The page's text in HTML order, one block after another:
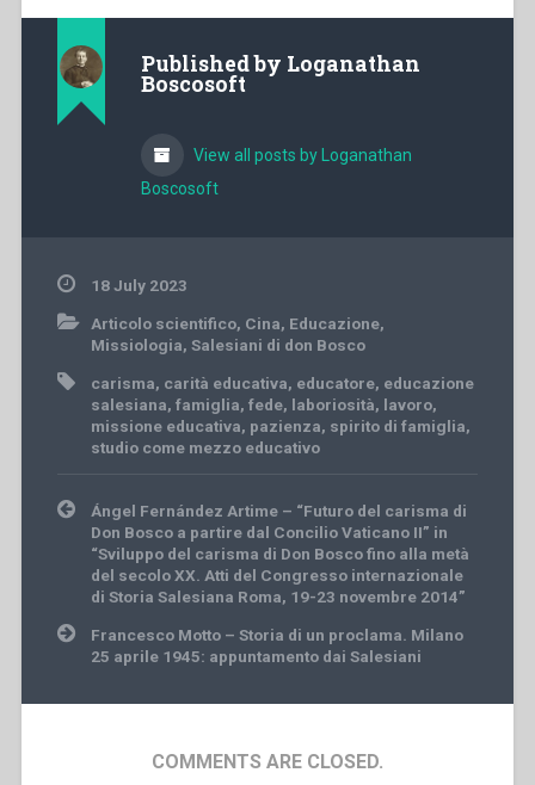
Published by Loganathan
Boscosoft
View all posts by Loganathan
Boscosoft
18 July 2023
Articolo scientifico, Cina, Educazione,
Missiologia, Salesiani di don Bosco
carisma, carità educativa, educatore, educazione
salesiana, famiglia, fede, laboriosità, lavoro,
missione educativa, pazienza, spirito di famiglia,
studio come mezzo educativo
Post
navigation
Ángel Fernández Artime – “Futuro del carisma di
Don Bosco a partire dal Concilio Vaticano II” in
“Sviluppo del carisma di Don Bosco fino alla metà
del secolo XX. Atti del Congresso internazionale
di Storia Salesiana Roma, 19-23 novembre 2014”
Francesco Motto – Storia di un proclama. Milano
25 aprile 1945: appuntamento dai Salesiani
COMMENTS ARE CLOSED.